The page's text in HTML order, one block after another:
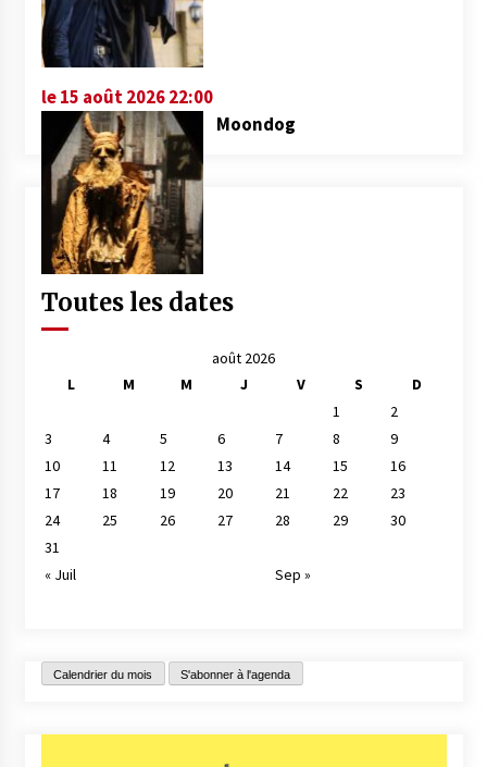
le 15 août 2026 22:00
Moondog
Toutes les dates
août 2026
L
M M J V S
D
1
2
3
4 5 6 7 8
9
10
11 12 13 14 15
16
17
18 19 20 21 22
23
24
25 26 27 28 29
30
31
« Juil
Sep »
Calendrier du mois S'abonner à l'agenda